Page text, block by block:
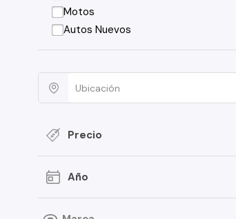
Motos
Autos Nuevos
Precio
Año